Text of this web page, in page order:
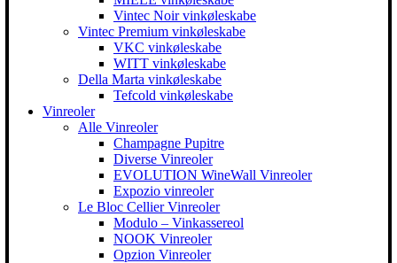
Vintec Noir vinkøleskabe
Vintec Premium vinkøleskabe
VKC vinkøleskabe
WITT vinkøleskabe
Della Marta vinkøleskabe
Tefcold vinkøleskabe
Vinreoler
Alle Vinreoler
Champagne Pupitre
Diverse Vinreoler
EVOLUTION WineWall Vinreoler
Expozio vinreoler
Le Bloc Cellier Vinreoler
Modulo – Vinkassereol
NOOK Vinreoler
Opzion Vinreoler